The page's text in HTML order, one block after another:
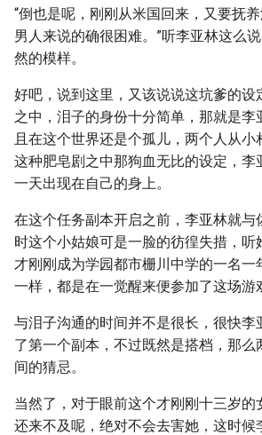
“倒也是呢，刚刚从米国回来，又要抚
男人来说的确很困难。”听李亚林这么
然的模样。
好吧，说到这里，又该说说这坑爹的设
之中，泪子的身份十分简单，那就是李
且在这个世界还是个孤儿，两个人从小
这种肥皂剧之中那狗血无比的设定，李
一天出现在自己的身上。
在这个任务副本开启之前，李亚林就与
时这个小姑娘可是一脸的彷徨失措，听
才刚刚成为学园都市栅川中学的一名一
一样，都是在一觉醒来便参加了这场游
与泪子沟通的时间并不是很长，很快李
了第一个副本，不过既然是搭档，那么
间的猜忌。
当然了，对于眼前这个才刚刚十三岁的
还来不及呢，绝对不会去害她，这时候